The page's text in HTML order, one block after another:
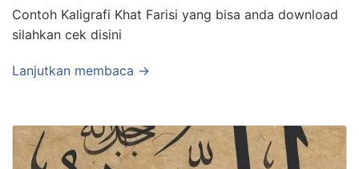
Contoh Kaligrafi Khat Farisi yang bisa anda download
silahkan cek disini
Lanjutkan membaca →